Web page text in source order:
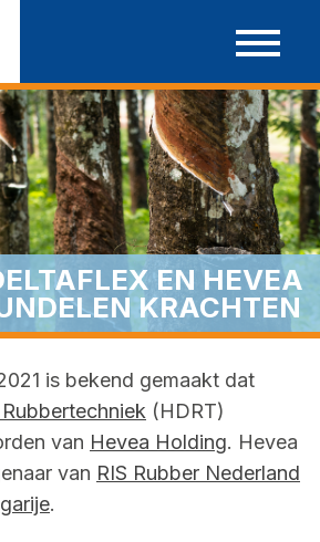
EN HEVEA
KRACHTEN
is bekend gemaakt dat
(HDRT)
van Hevea Holding. Hevea
van RIS Rubber Nederland
.